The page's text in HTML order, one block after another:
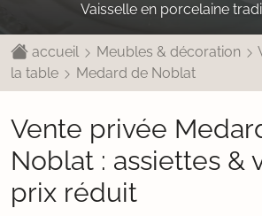
Vaisselle en porcelaine
accueil Meubles & décoration
la table
Medard de Noblat
Vente privée
Noblat : assiettes &
prix réduit